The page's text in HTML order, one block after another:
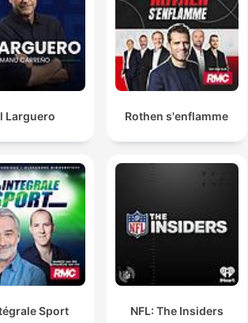
Larguero Rothen s'enflamme
Sport NFL: The Insiders